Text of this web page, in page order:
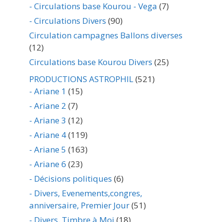
- Circulations base Kourou - Vega (7)
- Circulations Divers (90)
Circulation campagnes Ballons diverses
(12)
Circulations base Kourou Divers (25)
PRODUCTIONS ASTROPHIL(521)
- Ariane 1 (15)
- Ariane 2 (7)
- Ariane 3 (12)
- Ariane 4(119)
- Ariane 5 (163)
- Ariane 6 (23)
- Décisions politiques (6)
- Divers, Evenements,congres,
anniversaire, Premier Jour(51)